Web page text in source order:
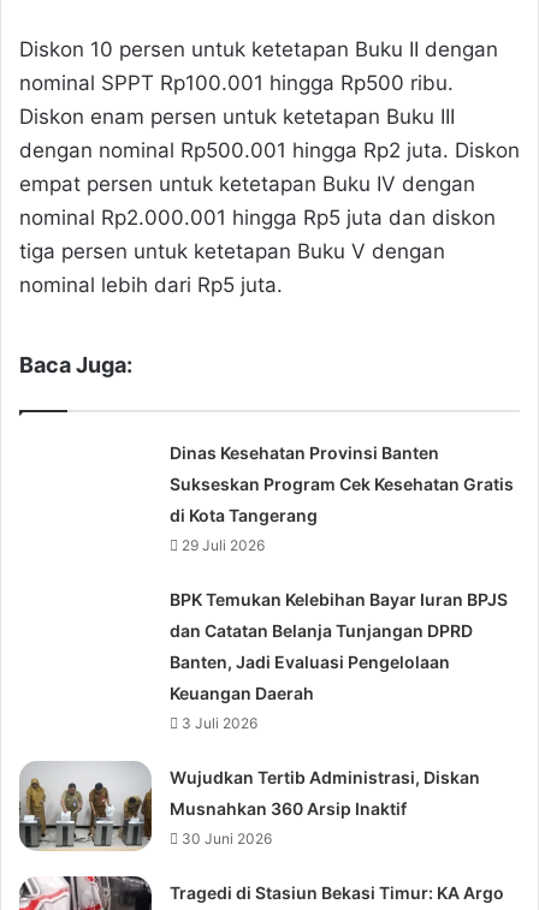
Diskon 10 persen untuk ketetapan Buku II dengan
nominal SPPT Rp100.001 hingga Rp500 ribu.
Diskon enam persen untuk ketetapan Buku III
dengan nominal Rp500.001 hingga Rp2 juta. Diskon
empat persen untuk ketetapan Buku IV dengan
nominal Rp2.000.001 hingga Rp5 juta dan diskon
tiga persen untuk ketetapan Buku V dengan
nominal lebih dari Rp5 juta.
Baca Juga:
Dinas Kesehatan Provinsi Banten
Sukseskan Program Cek Kesehatan Gratis
di Kota Tangerang
29 Juli 2026
BPK Temukan Kelebihan Bayar Iuran BPJS
dan Catatan Belanja Tunjangan DPRD
Banten, Jadi Evaluasi Pengelolaan
Keuangan Daerah
3 Juli 2026
Wujudkan Tertib Administrasi, Diskan
Musnahkan 360 Arsip Inaktif
30 Juni 2026
Tragedi di Stasiun Bekasi Timur: KA Argo